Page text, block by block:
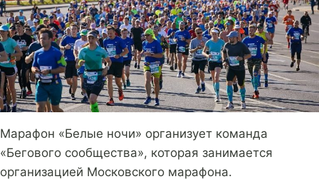
Марафон «Белые ночи» организует команда
«Бегового сообщества», которая занимается
организацией Московского марафона.